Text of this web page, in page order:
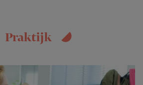
Praktijk